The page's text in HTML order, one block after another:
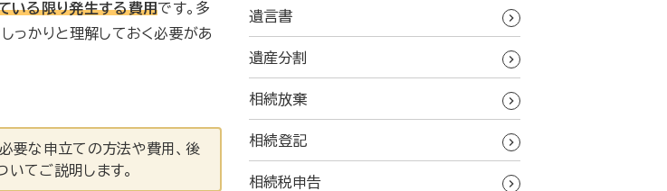
いる限り発生する費用です。多
っかりと理解しておく必要があ
要な申立ての方法や費用、後
てご説明します。
遺言書
遺産分割
相続放棄
相続登記
相続税申告